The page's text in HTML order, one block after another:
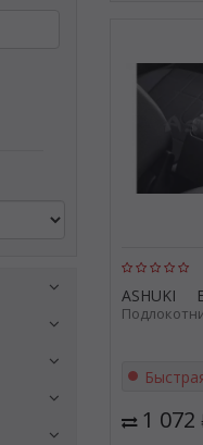
ASHUKI
1 072